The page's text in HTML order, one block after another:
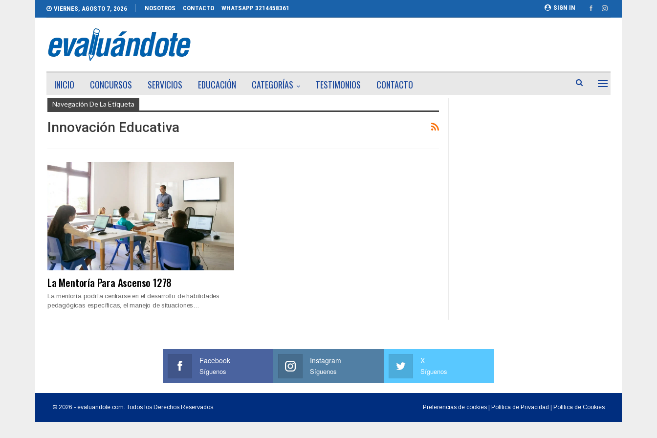
SIGN IN
VIERNES, AGOSTO 7, 2026 NOSOTROS CONTACTO WHATSAPP 3214458361
INICIO CONCURSOS SERVICIOS EDUCACIÓN CATEGORÍAS TESTIMONIOS CONTACTO
Navegación De La Etiqueta
Innovación Educativa
La Mentoría Para Ascenso 1278
La mentoría podría centrarse en el desarrollo de habilidades
pedagógicas específicas, el manejo de situaciones…
Facebook
Síguenos
Instagram
Síguenos
X
Síguenos
© 2026 - evaluandote.com. Todos los Derechos Reservados. Preferencias de cookies Política de Privacidad Política de Cookies